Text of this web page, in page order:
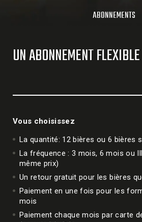
ABONNEMENTS
UN ABONNEMENT FLEXIBLE
Vous choisissez
La quantité: 12 bières ou 6 bières
La fréquence : 3 mois, 6 mois ou
même prix)
Un retour gratuit pour les bières
Paiement en une fois pour les
mois
Paiement chaque mois par carte